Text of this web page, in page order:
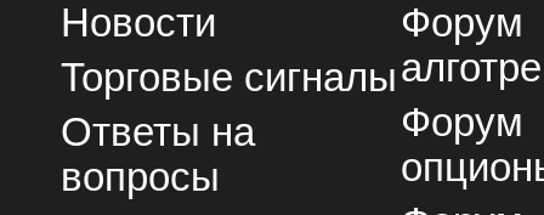
Новости
Торговые сигналы
Ответы на
вопросы
Форум
Форум